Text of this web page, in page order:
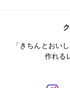
「きちんとおい
作れる